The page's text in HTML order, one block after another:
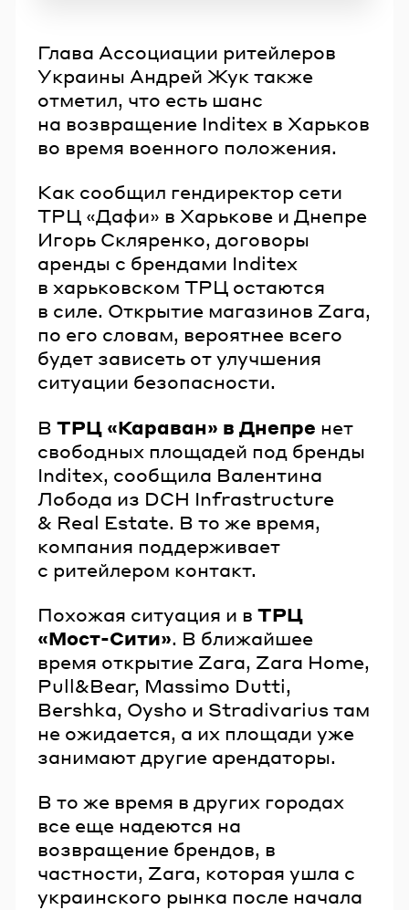
Глава Ассоциации ритейлеров
Украины Андрей Жук также
отметил, что есть шанс
на возвращение Inditex в Харьков
во время военного положения.
Как сообщил гендиректор сети
ТРЦ «Дафи» в Харькове и Днепре
Игорь Скляренко, договоры
аренды с брендами Inditex
в харьковском ТРЦ остаются
в силе. Открытие магазинов Zara,
по его словам, вероятнее всего
будет зависеть от улучшения
ситуации безопасности.
В ТРЦ «Караван» в Днепре нет
свободных площадей под бренды
Inditex, сообщила Валентина
Лобода из DCH Infrastructure
& Real Estate. В то же время,
компания поддерживает
с ритейлером контакт.
Похожая ситуация и в ТРЦ
«Мост-Сити». В ближайшее
время открытие Zara, Zara Home,
Pull&Bear, Massimo Dutti,
Bershka, Oysho и Stradivarius там
не ожидается, а их площади уже
занимают другие арендаторы.
В то же время в других городах
все еще надеются на
возвращение брендов, в
частности, Zara, которая ушла с
украинского рынка после начала